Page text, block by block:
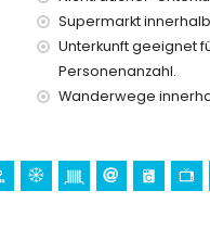
vom Apartment)
Supermarkt
Unterkunft geeignet
Personenanzahl.
Wanderwege